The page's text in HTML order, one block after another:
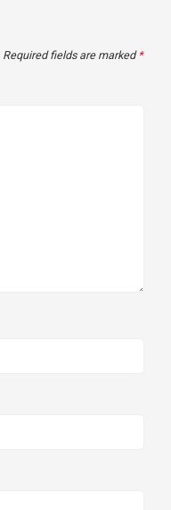
Required fields are marked *